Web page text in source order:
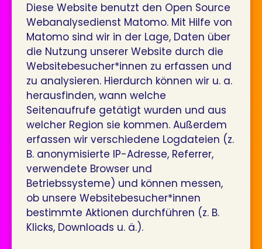
Diese Website benutzt den Open Source
Webanalysedienst Matomo. Mit Hilfe von
Matomo sind wir in der Lage, Daten über
die Nutzung unserer Website durch die
Websitebesucher*innen zu erfassen und
zu analysieren. Hierdurch können wir u. a.
herausfinden, wann welche
Seitenaufrufe getätigt wurden und aus
welcher Region sie kommen. Außerdem
erfassen wir verschiedene Logdateien (z.
B. anonymisierte IP-Adresse, Referrer,
verwendete Browser und
Betriebssysteme) und können messen,
ob unsere Websitebesucher*innen
bestimmte Aktionen durchführen (z. B.
Klicks, Downloads u. ä.).